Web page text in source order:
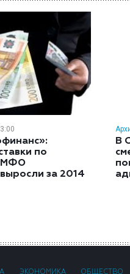
по
МФО
за 2014
В
ЭКОНОМИКА ОБЩЕСТВО